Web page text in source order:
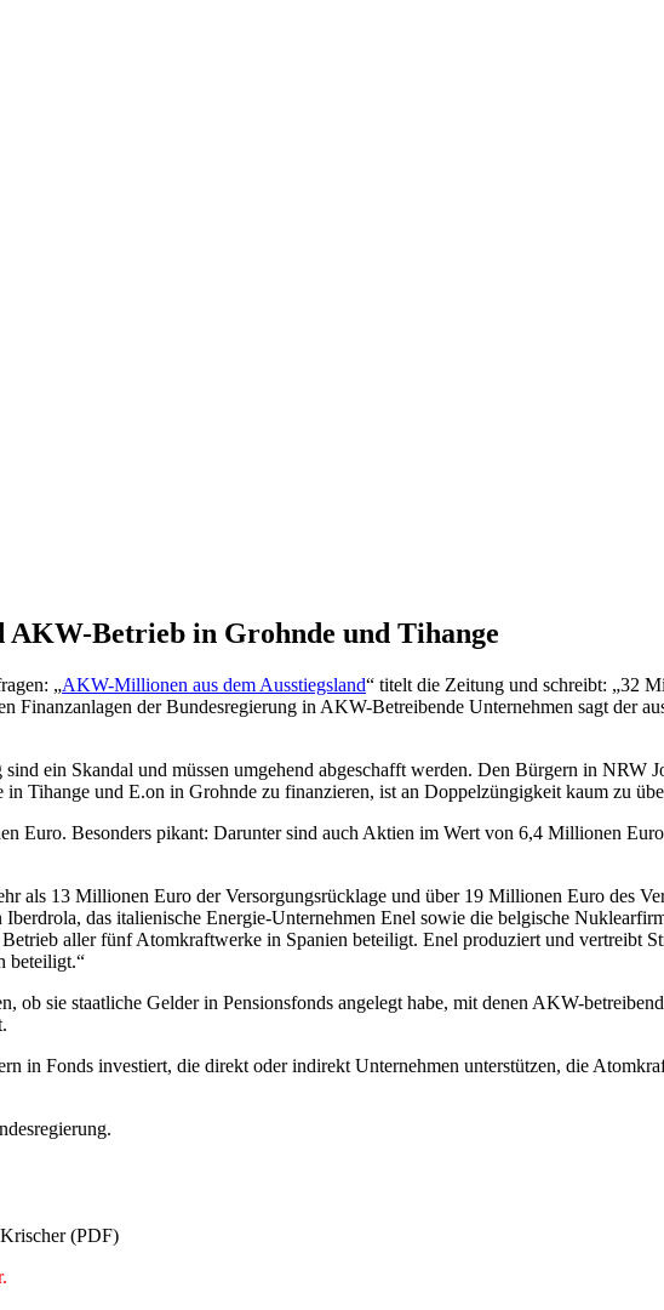
Betrieb in Grohnde und Tihange
„AKW-Millionen aus dem Ausstiegsland“ titelt die Zeitung und schreibt: „32
der Bundesregierung in AKW-Betreibende Unternehmen sagt der
ein Skandal und müssen umgehend abgeschafft werden. Den Bürgern in NRW
Tihange und E.on in Grohnde zu finanzieren, ist an Doppelzüngigkeit kaum zu
Euro. Besonders pikant: Darunter sind auch Aktien im Wert von 6,4 Millionen
als 13 Millionen Euro der Versorgungsrücklage und über 19 Millionen Euro des
das italienische Energie-Unternehmen Enel sowie die belgische
aller fünf Atomkraftwerke in Spanien beteiligt. Enel produziert und vertreibt
beteiligt.“
sie staatliche Gelder in Pensionsfonds angelegt habe, mit denen AKW-
in Fonds investiert, die direkt oder indirekt Unternehmen unterstützen, die
(PDF)